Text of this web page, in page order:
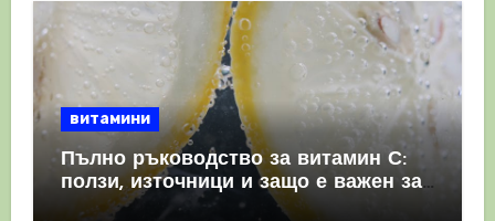
витамини
Пълно ръководство за витамин С:
ползи, източници и защо е важен за
имунната система